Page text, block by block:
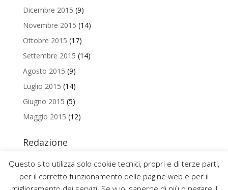
Dicembre 2015 (9)
Novembre 2015 (14)
Ottobre 2015 (17)
Settembre 2015 (14)
Agosto 2015 (9)
Luglio 2015 (14)
Giugno 2015 (5)
Maggio 2015 (12)
Redazione
uniamo@uniurb.it
Questo sito utilizza solo cookie tecnici, propri e di terze parti,
per il corretto funzionamento delle pagine web e per il